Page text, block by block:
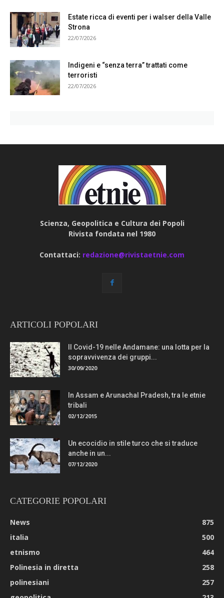
Estate ricca di eventi per i walser della Valle
Strona
22/07/2026
Indigeni e “senza terra” trattati come
terroristi
22/07/2026
Scienza, Geopolitica e Cultura dei Popoli
Rivista fondata nel 1980
Contattaci: redazione@rivistaetnie.com
ARTICOLI POPOLARI
Il Covid-19 nelle Andamane: una lotta per la
sopravvivenza dei gruppi...
30/09/2020
In Assam e Arunachal Pradesh, tra le etnie
tribali
02/12/2015
Un ecocidio in stile turco che si traduce
anche in un...
07/12/2020
CATEGORIE POPOLARI
News
875
italia
500
etnismo
464
Polinesia in diretta
258
polinesiani
257